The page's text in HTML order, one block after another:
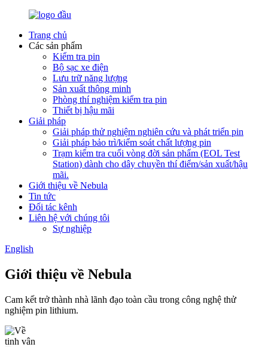
Trang chủ
Các sản phẩm
Kiểm tra pin
Bộ sạc xe điện
Lưu trữ năng lượng
Sản xuất thông minh
Phòng thí nghiệm kiểm tra pin
Thiết bị hậu mãi
Giải pháp
Giải pháp thử nghiệm nghiên cứu và phát triển pin
Giải pháp bảo trì/kiểm soát chất lượng pin
Trạm kiểm tra cuối vòng đời sản phẩm (EOL Test
Station) dành cho dây chuyền thí điểm/sản xuất/hậu
mãi.
Giới thiệu về Nebula
Tin tức
Đối tác kênh
Liên hệ với chúng tôi
Sự nghiệp
English
Giới thiệu về Nebula
Cam kết trở thành nhà lãnh đạo toàn cầu trong công nghệ thử
nghiệm pin lithium.
tinh vân